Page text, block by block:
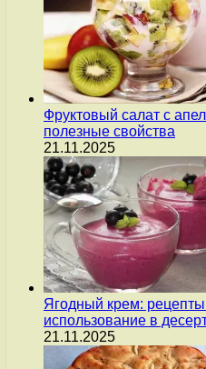
Фруктовый салат с
полезные свойства
21.11.2025
Ягодный крем:
использование в
21.11.2025